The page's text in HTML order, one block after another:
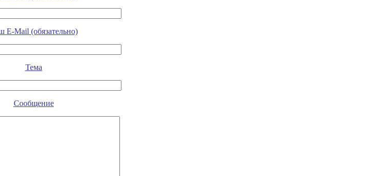
E-Mail (обязательно)
Тема
Сообщение